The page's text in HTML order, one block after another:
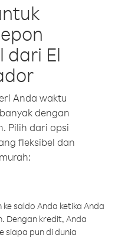
dari El
Anda waktu
dengan
Pilih dari opsi
fleksibel dan
saldo Anda ketika Anda
Dengan kredit, Anda
siapa pun di dunia